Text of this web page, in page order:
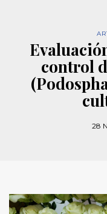
control
28